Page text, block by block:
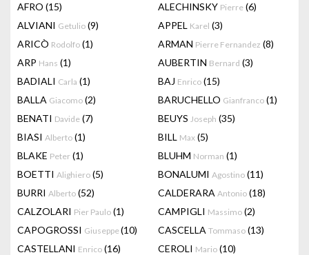
AFRO (15) ALECHINSKY Pierre (6)
ALVIANI Getulio (9) APPEL Karel (3)
ARICÒ Rodolfo (1) ARMAN Pierre Fernandez (8)
ARP Hans (1) AUBERTIN Bernard (3)
BADIALI Carla (1) BAJ Enrico (15)
BALLA Giacomo (2) BARUCHELLO Gianfranco (1)
BENATI Davide (7) BEUYS Joseph (35)
BIASI Alberto (1) BILL Max (5)
BLAKE Peter (1) BLUHM Norman (1)
BOETTI Alighiero (5) BONALUMI Agostino (11)
BURRI Alberto (52) CALDERARA Antonio (18)
CALZOLARI Pier Paulo (1) CAMPIGLI Massimo (2)
CAPOGROSSI Giuseppe(10) CASCELLA Tommaso (13)
CASTELLANI Enrico (16) CEROLI Mario (10)